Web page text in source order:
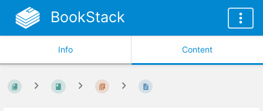
BookStack
Info Content